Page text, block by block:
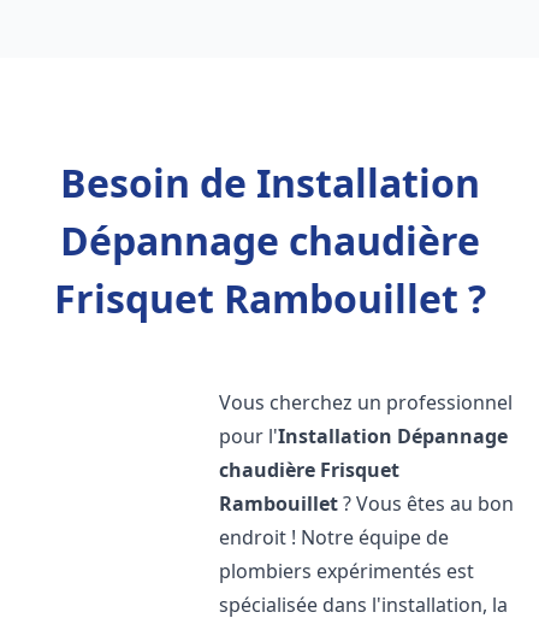
Besoin de Installation
Dépannage chaudière
Frisquet Rambouillet ?
Vous cherchez un professionnel
pour l'Installation Dépannage
chaudière Frisquet
Rambouillet? Vous êtes au bon
endroit ! Notre équipe de
plombiers expérimentés est
spécialisée dans l'installation, la